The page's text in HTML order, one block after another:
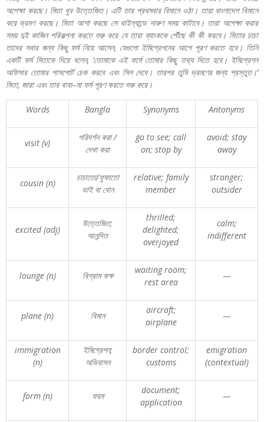
অপেক্ষা করছে। মিতা খুব উত্তেজিত। এটি তার প্রথমবার বিমানে ওঠা। তারা বাংলাদেশ বিমানে
করে ভ্রমণ করছে। মিতা আশা করছে সে থাইল্যান্ডে দারুণ সময় কাটাবে। তারা অপেক্ষা করার
সময় দুই কাজিন পরিকল্পনা করতে শুরু করে যে তারা ব্যাংককে পৌঁছে কী কী করবে। মিতার চাচা
তাদের সবার জন্য কিছু ফর্ম নিয়ে আসেন, যেগুলো ইমিগ্রেশনের আগে পূরণ করতে হবে। তিনি
একটি ফর্ম মিতাকে দিয়ে বলেন, ‘তোমাকে এই ফর্মে তোমার কিছু তথ্য দিতে হবে। ইমিগ্রেশন
অফিসার তোমার পাসপোর্ট চেক করবে এবং সিল দেবে। তারপর তুমি ভ্রমণের জন্য প্রস্তুত।’
মিতা, জারা এবং তার বাবা–মা ফর্ম পূরণ করতে শুরু করে।
Words Bangla Synonyms Antonyms
visit (v)
পরিদর্শন করা/
দেখা করা
go to see; call
on; stop by
avoid; stay
away
cousin (n)
চাচাতো/ফুফাতো
ভাই বা বোন
relative; family
member
stranger;
outsider
excited (adj)
উত্তেজিত;
আনন্দিত
thrilled;
delighted;
overjoyed
calm;
indifferent
lounge (n) বিশ্রাম কক্ষ
waiting room;
rest area
—
plane (n) বিমান
aircraft;
airplane
—
immigration
(n)
ইমিগ্রেশন;
অভিবাসন
border control;
customs
emigration
(contextual)
form (n) ফরম
document;
application
—